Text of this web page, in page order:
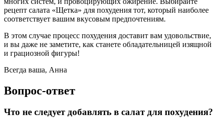
рецепт салата «Щетка» для похудения тот, который наиболее
соответствует вашим вкусовым предпочтениям.
В этом случае процесс похудения доставит вам удовольствие,
и вы даже не заметите, как станете обладательницей изящной
и грациозной фигуры!
Всегда ваша, Анна
Вопрос-ответ
Что не следует добавлять в салат для похудения?